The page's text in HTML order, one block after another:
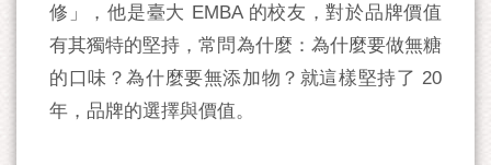
修」，他是臺大 EMBA 的校友，對於品牌價值
有其獨特的堅持，常問為什麼：為什麼要做無糖
的口味？為什麼要無添加物？就這樣堅持了 20
年，品牌的選擇與價值。